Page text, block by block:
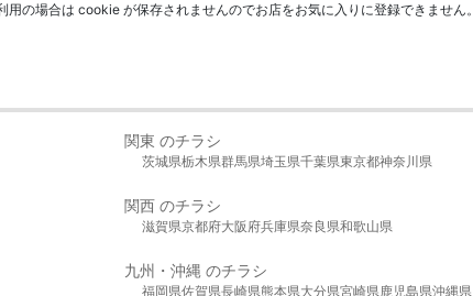
の場合は cookie が保存されませんのでお店をお気に入りに登録できません。
関東 のチラシ
茨城県栃木県群馬県埼玉県千葉県東京都神奈川県
関西 のチラシ
滋賀県京都府大阪府兵庫県奈良県和歌山県
九州・沖縄 のチラシ
福岡県佐賀県長崎県熊本県大分県宮崎県鹿児島県沖縄県